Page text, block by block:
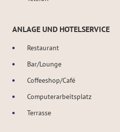
ANLAGE UND HOTELSERVICE
Restaurant
Bar/Lounge
Coffeeshop/Café
Computerarbeitsplatz
Terrasse